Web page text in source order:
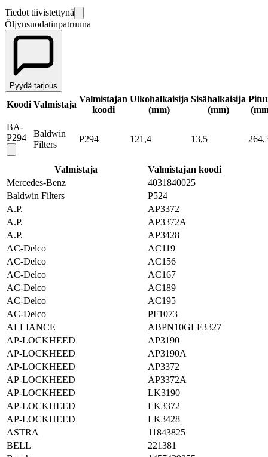
Tiedot tiivistettynä
Öljynsuodatinpatruuna
Pyydä tarjous
Koodi Valmistaja
Valmistajan
koodi
Ulkohalkaisija
(mm)
Sisähalkaisija
(mm)
BA-
P294
Baldwin
Filters
P294 121,4 13,5
Valmistaja
Valmistajan koodi
Mercedes-Benz
4031840025
Baldwin Filters
P524
A.P.
AP3372
A.P.
AP3372A
A.P.
AP3428
AC-Delco
AC119
AC-Delco
AC156
AC-Delco
AC167
AC-Delco
AC189
AC-Delco
AC195
AC-Delco
PF1073
ALLIANCE
ABPN10GLF3327
AP-LOCKHEED
AP3190
AP-LOCKHEED
AP3190A
AP-LOCKHEED
AP3372
AP-LOCKHEED
AP3372A
AP-LOCKHEED
LK3190
AP-LOCKHEED
LK3372
AP-LOCKHEED
LK3428
ASTRA
11843825
BELL
221381